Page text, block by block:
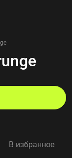
В избранное